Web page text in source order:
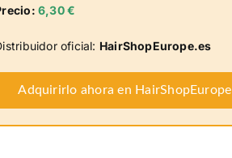
6,30 €
oficial: HairShopEurope.es
Adquirirlo ahora en HairShopEurope